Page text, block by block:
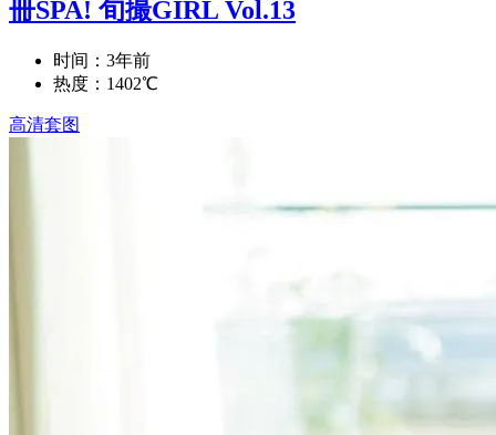
冊SPA! 旬撮GIRL Vol.13
时间：3年前
热度：1402℃
高清套图